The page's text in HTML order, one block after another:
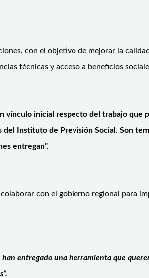
con el objetivo de mejorar la
técnicas y acceso a beneficios
vínculo inicial respecto del trabajo que
Instituto de Previsión Social. Son
entregan”.
con el gobierno regional para
han entregado una herramienta que